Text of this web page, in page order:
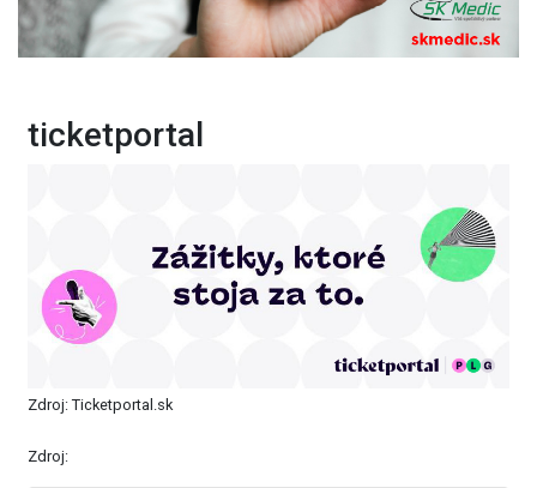
ticketportal
Zdroj: Ticketportal.sk
Zdroj: